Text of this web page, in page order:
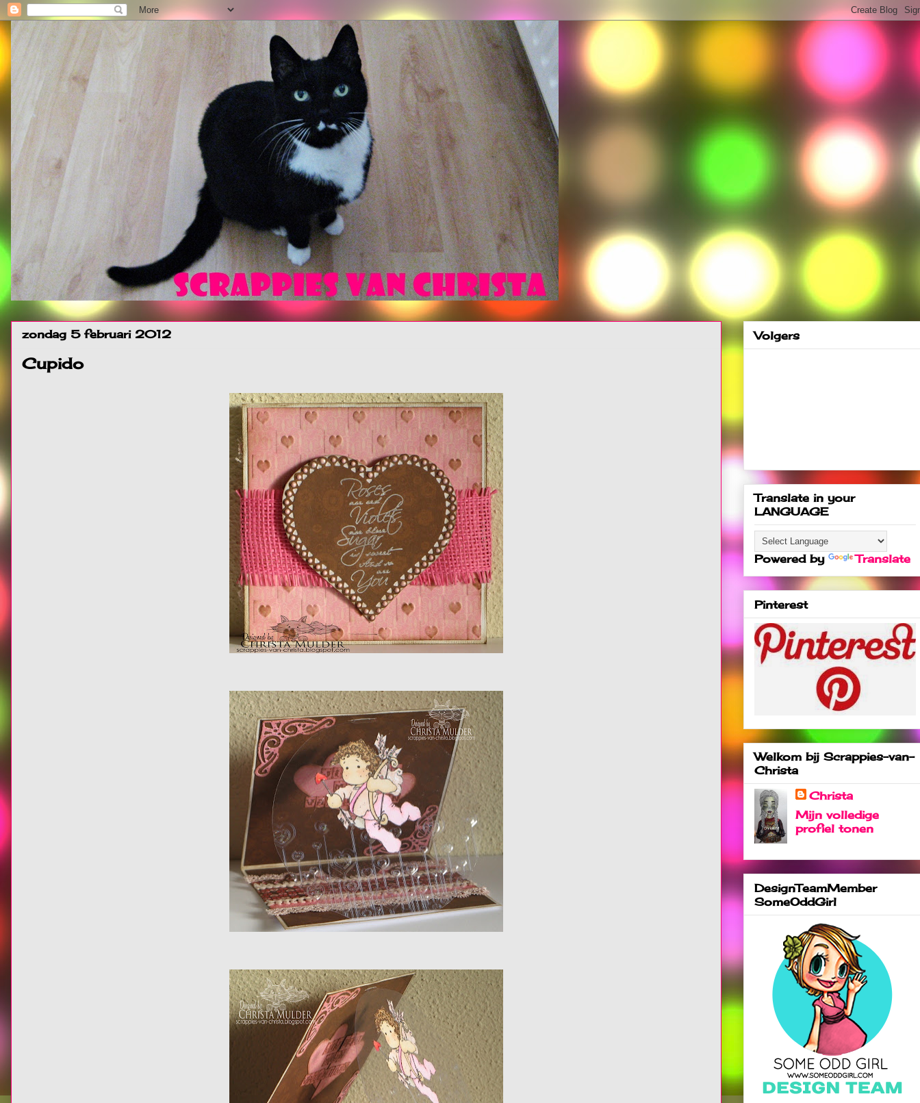
zondag 5 februari 2012
Cupido
Volgers
Translate in your
LANGUAGE
Powered by Translate
Pinterest
Welkom bij Scrappies-van-
Christa
Christa
Mijn volledige
profiel tonen
DesignTeamMember
SomeOddGirl